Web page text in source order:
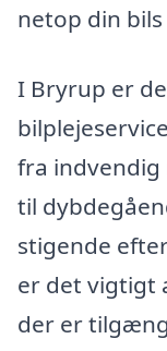
netop din
I Bryrup er
fra indvendig
til
stigende
er det vigtigt
der er